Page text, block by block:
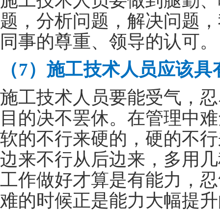
题，分析问题，解决问题
同事的尊重、领导的认可。
（7）施工技术人员应该
施工技术人员要能受气，
目的决不罢休。在管理中
软的不行来硬的，硬的不
边来不行从后边来，多用
工作做好才算是有能力，
难的时候正是能力大幅提